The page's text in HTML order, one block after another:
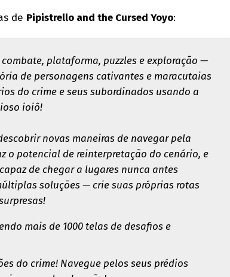
de Pipistrello and the Cursed Yoyo:
plataforma, puzzles e exploração —
de personagens cativantes e maracutaias
do crime e seus subordinados usando a
ioiô!
novas maneiras de navegar pela
o potencial de reinterpretação do cenário, e
de chegar a lugares nunca antes
soluções — crie suas próprias rotas
mais de 1000 telas de desafios e
do crime! Navegue pelos seus prédios